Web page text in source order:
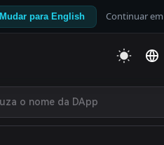
Mudar para English Continuar